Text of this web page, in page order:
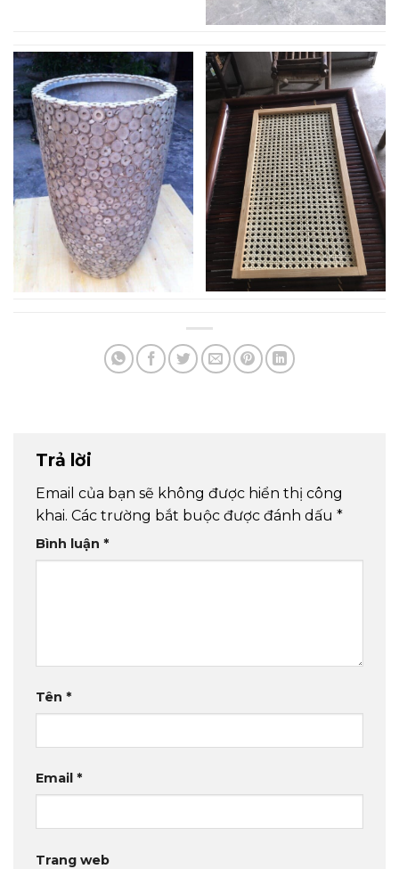
Trả lời
Email của bạn sẽ không được hiển thị công
khai. Các trường bắt buộc được đánh dấu *
Bình luận *
Tên *
Email *
Trang web